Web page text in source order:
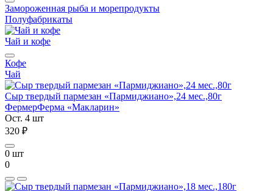
Замороженная рыба и морепродукты
Полуфабрикаты
Чай и кофе
Кофе
Чай
Сыр твердый пармезан «Пармиджиано»,24 мес.,80г
ФермерФерма «Макларин»
Ост. 4 шт
320 ₽
0 шт
0